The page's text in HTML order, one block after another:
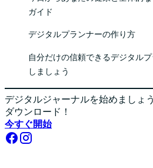
ガイド
デジタルプランナーの作り方
自分だけの信頼できるデジタル
しましょう
デジタルジャーナルを始めましょ
ダウンロード！
今すぐ開始